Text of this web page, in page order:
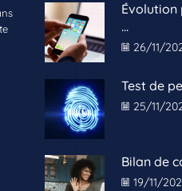
Évolution
...
26/11/
Test de
25/11/
Bilan de
19/11/